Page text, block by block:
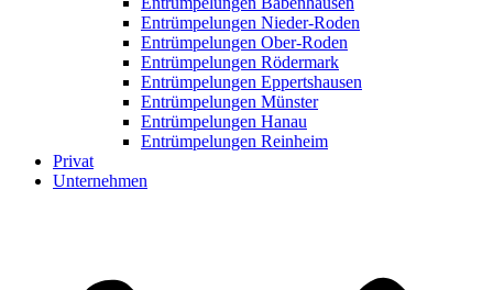
Entrümpelungen Nieder-Roden
Entrümpelungen Ober-Roden
Entrümpelungen Rödermark
Entrümpelungen Eppertshausen
Entrümpelungen Münster
Entrümpelungen Hanau
Entrümpelungen Reinheim
Privat
Unternehmen